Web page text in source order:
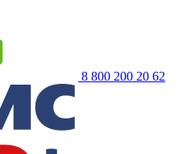
8 800 200 20 62